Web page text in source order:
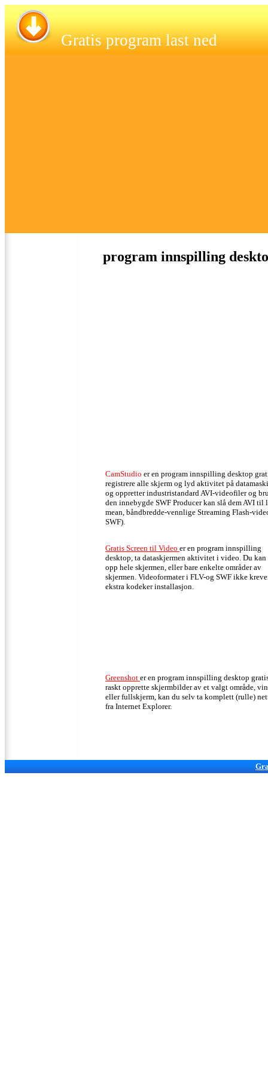
Gratis program last ned
program innspilling
CamStudio er en program innspilling desktop
registrere alle skjerm og lyd aktivitet på
og oppretter industristandard AVI-videofiler og
den innebygde SWF Producer kan slå dem AVI til
mean, båndbredde-vennlige Streaming Flash-
SWF).
Gratis Screen til Video er en program innspilling
desktop, ta dataskjermen aktivitet i video. Du kan
opp hele skjermen, eller bare enkelte områder av
skjermen. Videoformater i FLV-og SWF ikke
ekstra kodeker installasjon.
Greenshot er en program innspilling desktop
raskt opprette skjermbilder av et valgt område,
eller fullskjerm, kan du selv ta komplett (rulle)
fra Internet Explorer.